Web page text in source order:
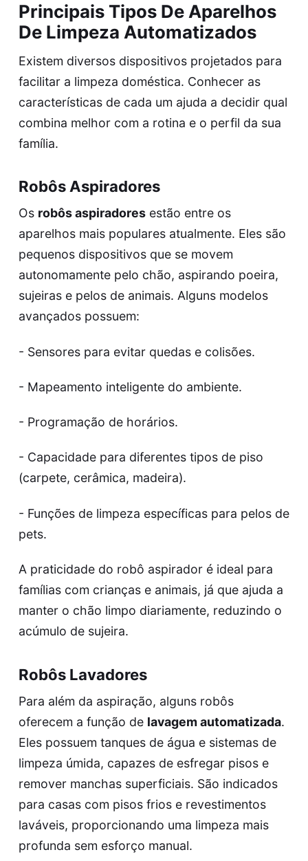
Principais Tipos De Aparelhos
De Limpeza Automatizados
Existem diversos dispositivos projetados para
facilitar a limpeza doméstica. Conhecer as
características de cada um ajuda a decidir qual
combina melhor com a rotina e o perfil da sua
família.
Robôs Aspiradores
Os robôs aspiradoresestão entre os
aparelhos mais populares atualmente. Eles são
pequenos dispositivos que se movem
autonomamente pelo chão, aspirando poeira,
sujeiras e pelos de animais. Alguns modelos
avançados possuem:
- Sensores para evitar quedas e colisões.
- Mapeamento inteligente do ambiente.
- Programação de horários.
- Capacidade para diferentes tipos de piso
(carpete, cerâmica, madeira).
- Funções de limpeza específicas para pelos de
pets.
A praticidade do robô aspirador é ideal para
famílias com crianças e animais, já que ajuda a
manter o chão limpo diariamente, reduzindo o
acúmulo de sujeira.
Robôs Lavadores
Para além da aspiração, alguns robôs
oferecem a função de lavagem automatizada.
Eles possuem tanques de água e sistemas de
limpeza úmida, capazes de esfregar pisos e
remover manchas superficiais. São indicados
para casas com pisos frios e revestimentos
laváveis, proporcionando uma limpeza mais
profunda sem esforço manual.